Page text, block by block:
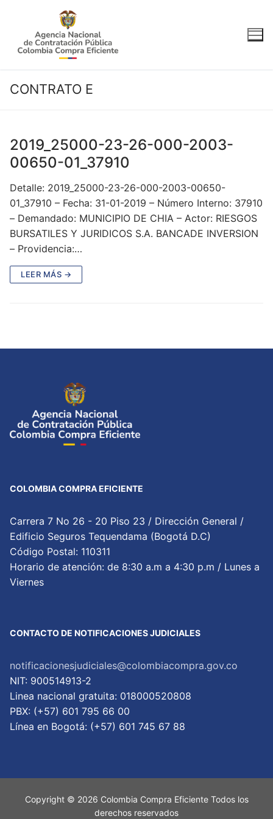
contenido
CONTRATO E
2019_25000-23-26-000-2003-
00650-01_37910
Detalle: 2019_25000-23-26-000-2003-00650-
01_37910 – Fecha: 31-01-2019 – Número Interno: 37910
– Demandado: MUNICIPIO DE CHIA – Actor: RIESGOS
BURSATILES Y JURIDICOS S.A. BANCADE INVERSION
– Providencia:…
LEER MÁS →
COLOMBIA COMPRA EFICIENTE
Carrera 7 No 26 - 20 Piso 23 / Dirección General /
Edificio Seguros Tequendama (Bogotá D.C)
Código Postal: 110311
Horario de atención: de 8:30 a.m a 4:30 p.m / Lunes a
Viernes
CONTACTO DE NOTIFICACIONES JUDICIALES
notificacionesjudiciales@colombiacompra.gov.co
NIT: 900514913-2
Linea nacional gratuita: 018000520808
PBX: (+57) 601 795 66 00
Lí­nea en Bogotá: (+57) 601 745 67 88
Copyright © 2026 Colombia Compra Eficiente Todos los
derechos reservados